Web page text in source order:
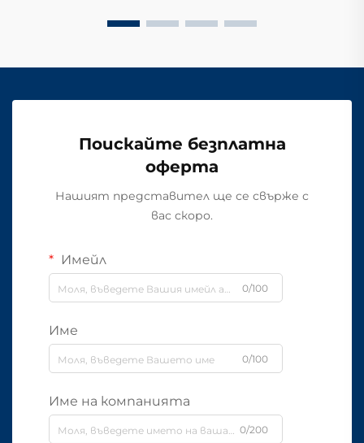
Поискайте безплатна
оферта
Нашият представител ще се свърже с
вас скоро.
Имейл
0/100
Име
0/100
Име на компанията
0/200